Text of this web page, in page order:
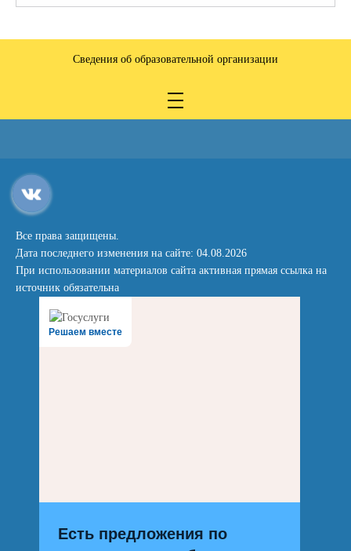
Сведения об образовательной организации
Все права защищены.
Дата последнего изменения на сайте: 04.08.2026
При использовании материалов сайта активная прямая ссылка на
источник обязательна
Решаем вместе
Есть предложения по